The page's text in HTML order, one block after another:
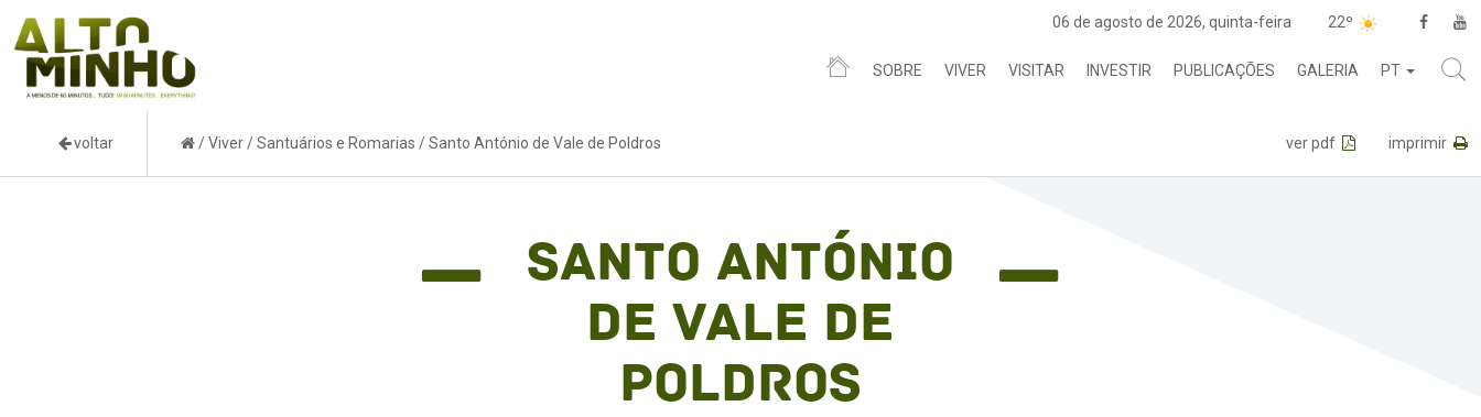
06 de agosto de 2026, quinta-feira 22º
SOBRE VIVER VISITAR INVESTIR PUBLICAÇÕES GALERIA PT
voltar /Viver/Santuários e Romarias /Santo António de Vale de Poldros ver pdf imprimir
Santo António
de Vale de
Poldros